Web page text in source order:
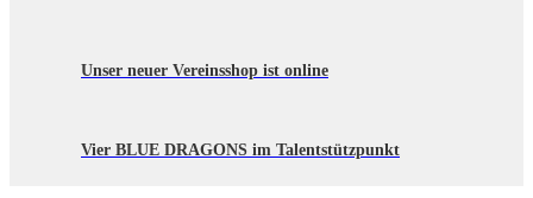
Unser neuer Vereinsshop ist online
Vier BLUE DRAGONS im Talentstützpunkt